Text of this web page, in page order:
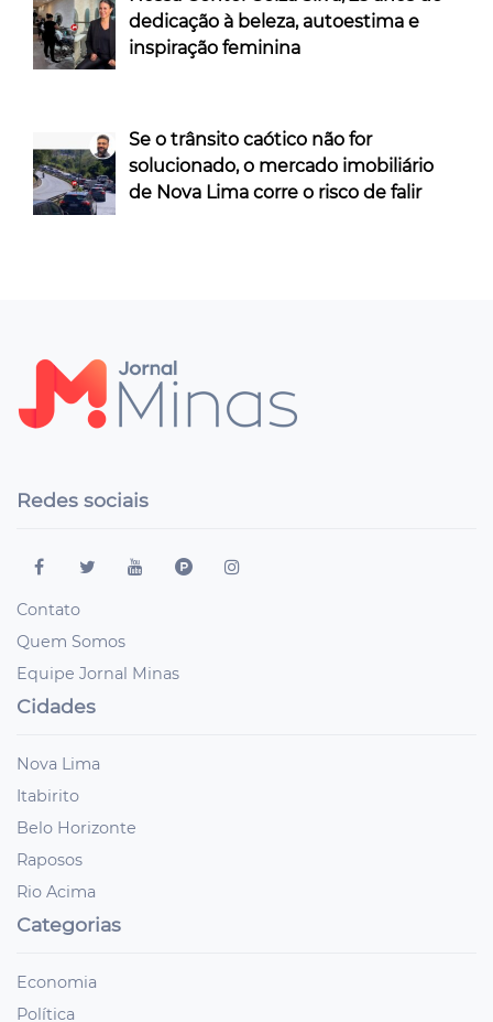
dedicação à beleza, autoestima e
inspiração feminina
Se o trânsito caótico não for
solucionado, o mercado imobiliário
de Nova Lima corre o risco de falir
Redes sociais
Contato
Quem Somos
Equipe Jornal Minas
Cidades
Nova Lima
Itabirito
Belo Horizonte
Raposos
Rio Acima
Categorias
Economia
Política